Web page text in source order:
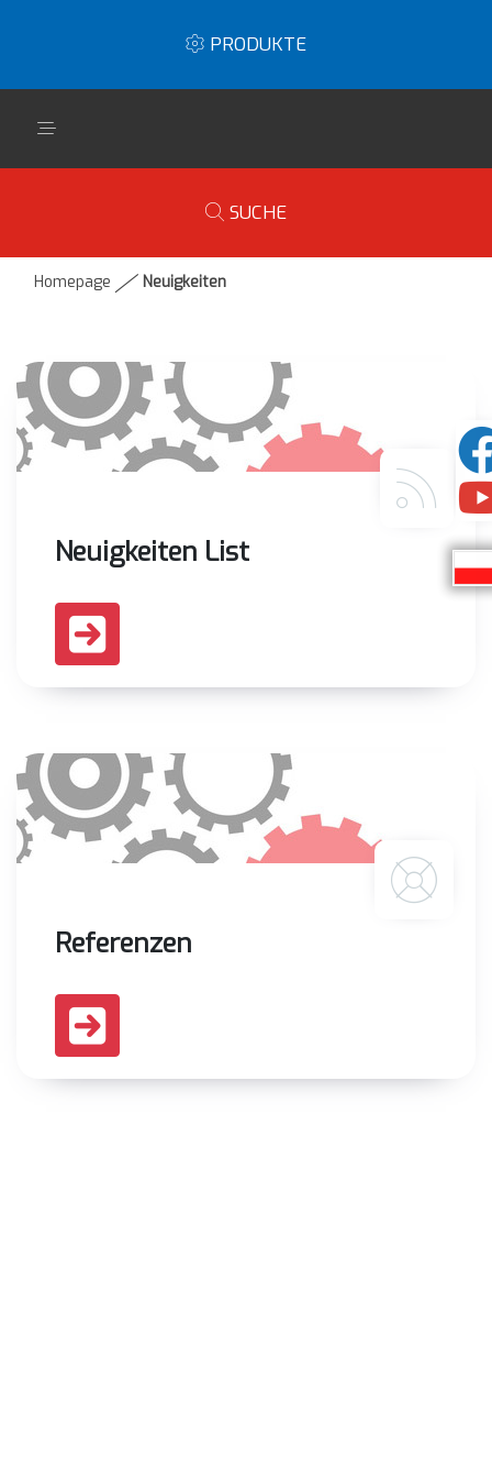
PRODUKTE
SUCHE
Homepage Neuigkeiten
Neuigkeiten List
Referenzen